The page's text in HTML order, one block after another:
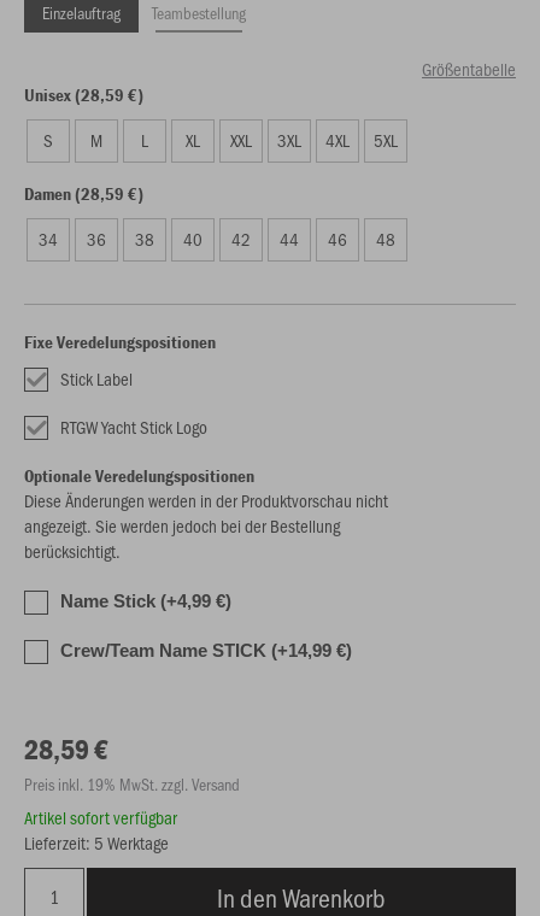
Einzelauftrag Teambestellung
Größentabelle
Unisex (28,59 €)
S M L XL XXL 3XL 4XL 5XL
Damen (28,59 €)
34 36 38 40 42 44 46 48
Fixe Veredelungspositionen
Stick Label
RTGW Yacht Stick Logo
Optionale Veredelungspositionen
Diese Änderungen werden in der Produktvorschau nicht
angezeigt. Sie werden jedoch bei der Bestellung
berücksichtigt.
Name Stick (+4,99 €)
Crew/Team Name STICK (+14,99 €)
28,59 €
Preis inkl. 19% MwSt. zzgl. Versand
Artikel sofort verfügbar
Lieferzeit: 5 Werktage
In den Warenkorb